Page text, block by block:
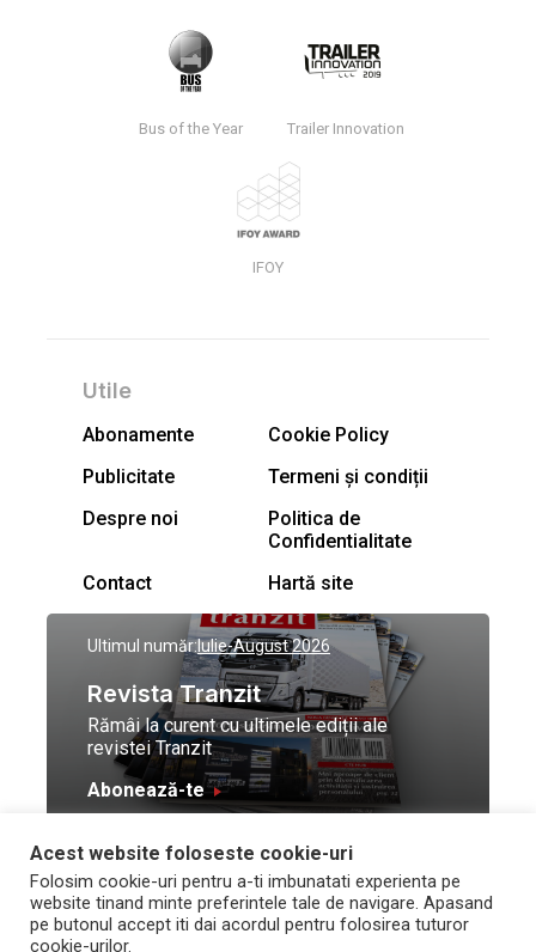
Bus of the Year Trailer Innovation
IFOY
Utile
Abonamente
Cookie Policy
Publicitate
Termeni și condiții
Despre noi
Politica de
Confidentialitate
Contact
Hartă site
Ultimul număr:Iulie-August 2026
Revista Tranzit
Rămâi la curent cu ultimele ediții ale
revistei Tranzit
Abonează-te
© Toate drepturile
rezervate Trafic Media
2026
Design by
and development byNeo
Vision Technologies
Acest website foloseste cookie-uri
Folosim cookie-uri pentru a-ti imbunatati experienta pe
website tinand minte preferintele tale de navigare. Apasand
pe butonul accept iti dai acordul pentru folosirea tuturor
cookie-urilor.